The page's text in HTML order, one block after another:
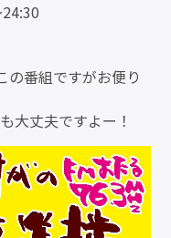
番組ですがお便り
大丈夫ですよー！